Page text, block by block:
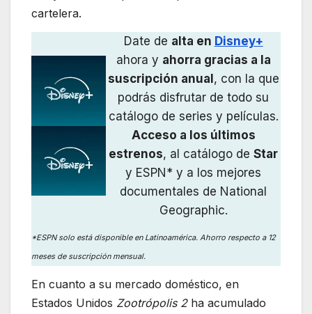
cartelera.
Date de alta en Disney+
ahora y ahorra gracias a la
suscripción anual, con la que
podrás disfrutar de todo su
catálogo de series y películas.
Acceso a los últimos
estrenos, al catálogo deStar
y ESPN* y a los mejores
documentales de National
Geographic.
*ESPN solo está disponible en Latinoamérica. Ahorro respecto a 12
meses de suscripción mensual.
En cuanto a su mercado doméstico, en
Estados Unidos Zootrópolis 2ha acumulado